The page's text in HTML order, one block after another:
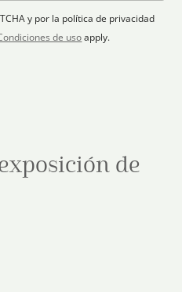
y por la política de privacidad
de usoapply.
de